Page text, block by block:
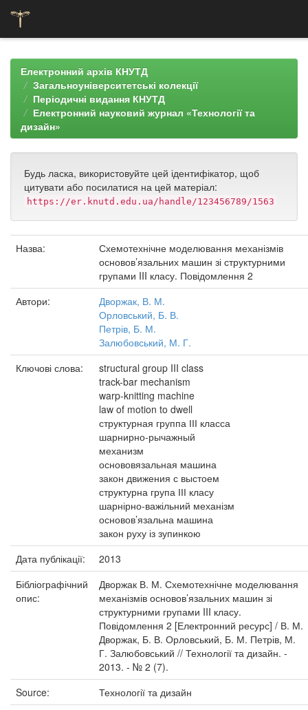
navigationЕлектронний архів КНУТД
Загальноуніверситетські колекції
Періодичні видання КНУТД
Електронний науковий журнал «Технології та
дизайн»
Будь ласка, використовуйте цей ідентифікатор, щоб
цитувати або посилатися на цей матеріал:
https://er.knutd.edu.ua/handle/123456789/1563
Назва:
Схемотехнічне моделювання механізмів
основов’язальних машин зі структурними
групами III класу. Повідомлення 2
Автори:
Дворжак, В. М.
Орловський, Б. В.
Петрів, Б. М.
Залюбовський, М. Г.
Ключові слова:
structural group III class
track-bar mechanism
warp-knitting machine
law of motion to dwell
структурная группа ІІІ класса
шарнирно-рычажный
механизм
основовязальная машина
закон движения с выстоем
структурна група ІІІ класу
шарнірно-важільний механізм
основов’язальна машина
закон руху із зупинкою
Дата публікації:
2013
Бібліографічний
опис:
Дворжак В. М. Схемотехнічне моделювання
механізмів основов’язальних машин зі
структурними групами III класу.
Повідомлення 2 [Електронний ресурс] / В. М.
Дворжак, Б. В. Орловський, Б. М. Петрів, М.
Г. Залюбовський // Технології та дизайн. -
2013. - № 2 (7).
Source:
Технології та дизайн